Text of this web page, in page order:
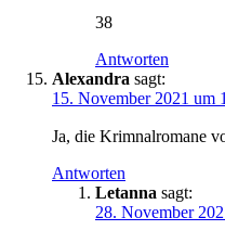
38
Antworten
Alexandra sagt:
15. November 2021 um
Ja, die Krimnalromane
Antworten
Letanna sagt:
28. November